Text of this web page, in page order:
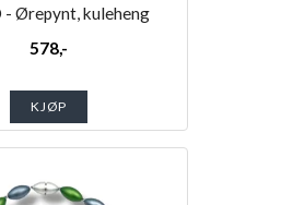
- Ørepynt, kuleheng
578,-
KJØP